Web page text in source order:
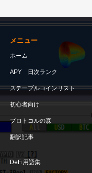
メニュー
ホーム
APY 日次ランク
ステーブルコインリスト
初心者向け
プロトコルの森
翻訳記事
DeFi用語集